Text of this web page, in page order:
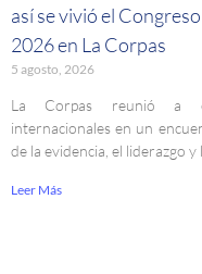
así se vivió el
2026 en La Corpas
5 agosto, 2026
La Corpas reunió a
internacionales en un
de la evidencia, el liderazgo
Leer Más